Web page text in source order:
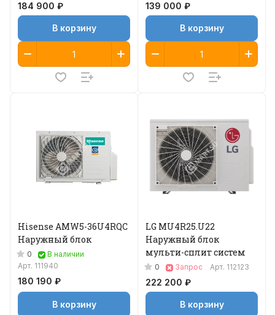
184 900 ₽
В корзину
139 000 ₽
В корзину
Hisense AMW5-36U4RQC
Наружный блок
0
В наличии
Арт. 111940
180 190 ₽
В корзину
LG MU4R25.U22
Наружный блок
мульти-сплит систем
0 Запрос Арт. 112123
222 200 ₽
В корзину